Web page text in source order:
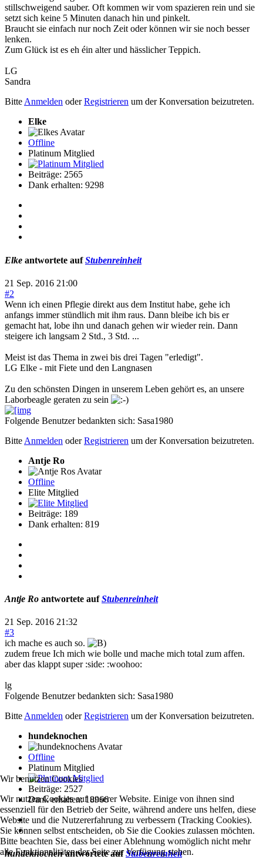
stillschweigend sauber. Oft kommen wir vom spazieren rein und sie
setzt sich keine 5 Minuten danach hin und pinkelt.
Braucht sie einfach nur noch Zeit oder können wir sie noch besser
lenken.
Zum Glück ist es eh éin alter und hässlicher Teppich.
LG
Sandra
BitteAnmelden oderRegistrieren um der Konversation beizutreten.
Elke
Offline
Platinum Mitglied
Beiträge: 2565
Dank erhalten: 9298
Elke antwortete aufStubenreinheit
21 Sep. 2016 21:00
#2
Wenn ich einen Pflegie direkt aus dem Institut habe, gehe ich
anfangs immer stündlich mit ihm raus. Dann bleibe ich bis er
gemacht hat, lobe ihn und danach gehen wir wieder rein. Dann
steigere ich langsam 2 Std., 3 Std. ...
Meist ist das Thema in zwei bis drei Tagen "erledigt".
LG Elke - mit Fiete und den Langnasen
Zu den schönsten Dingen in unserem Leben gehört es, an unsere
Laborbeagle geraten zu sein
Folgende Benutzer bedankten sich: Sasa1980
Bitte Anmelden oderRegistrieren um der Konversation beizutreten.
Antje Ro
Offline
Elite Mitglied
Beiträge: 189
Dank erhalten: 819
Antje Ro antwortete aufStubenreinheit
21 Sep. 2016 21:32
#3
ich mache es auch so.
zudem freue Ich mich wie bolle und mache mich total zum affen.
aber das klappt super :side: :woohoo:
lg
Folgende Benutzer bedankten sich: Sasa1980
BitteAnmelden oderRegistrieren um der Konversation beizutreten.
hundeknochen
Offline
Platinum Mitglied
Beiträge: 2527
Dank erhalten: 18966
hundeknochenantwortete aufStubenreinheit
Wir benutzen Cookies
Wir nutzen Cookies auf unserer Website. Einige von ihnen sind
essenziell für den Betrieb der Seite, während andere uns helfen, diese
Website und die Nutzererfahrung zu verbessern (Tracking Cookies).
Sie können selbst entscheiden, ob Sie die Cookies zulassen möchten.
Bitte beachten Sie, dass bei einer Ablehnung womöglich nicht mehr
alle Funktionalitäten der Seite zur Verfügung stehen.